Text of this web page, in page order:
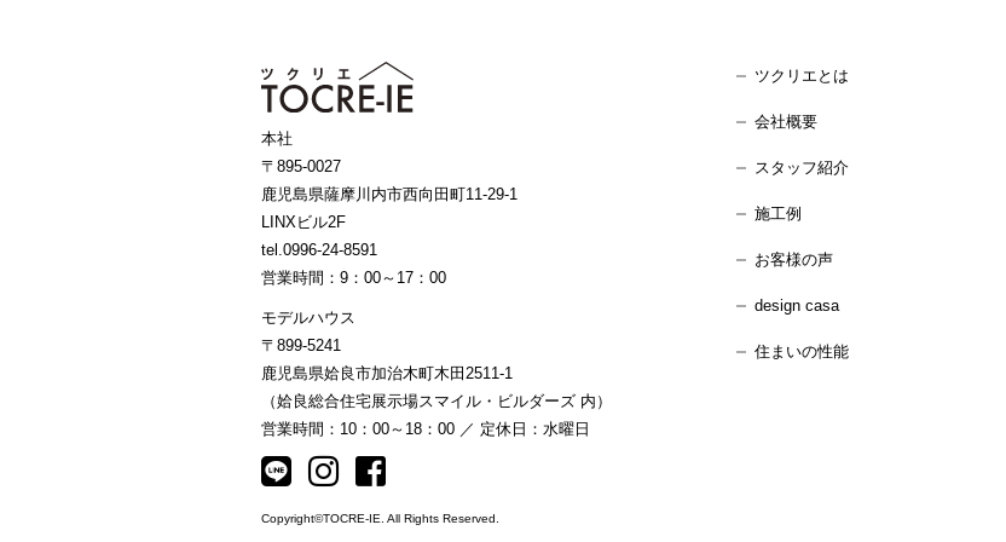
本社
〒895-0027
鹿児島県薩摩川内市西向田町11-29-1
LINXビル2F
tel.0996-24-8591
営業時間：9：00～17：00
モデルハウス
〒899-5241
鹿児島県姶良市加治木町木田2511-1
（姶良総合住宅展示場スマイル・ビルダーズ 内）
営業時間：10：00～18：00 ／ 定休日：水曜日
ツクリエとは
会社概要
スタッフ紹介
施工例
お客様の声
design casa
住まいの性能
Copyright©TOCRE-IE. All Rights Reserved.